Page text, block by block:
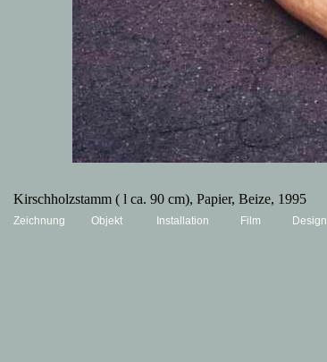
Kirschholzstamm ( l ca. 90 cm), Papier, Beize, 1995
Zeichnung Objekt Installation Film Design